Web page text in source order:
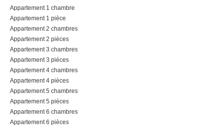
Appartement 1 chambre
Appartement 1 pièce
Appartement 2 chambres
Appartement 2 pièces
Appartement 3 chambres
Appartement 3 pièces
Appartement 4 chambres
Appartement 4 pièces
Appartement 5 chambres
Appartement 5 pièces
Appartement 6 chambres
Appartement 6 pièces